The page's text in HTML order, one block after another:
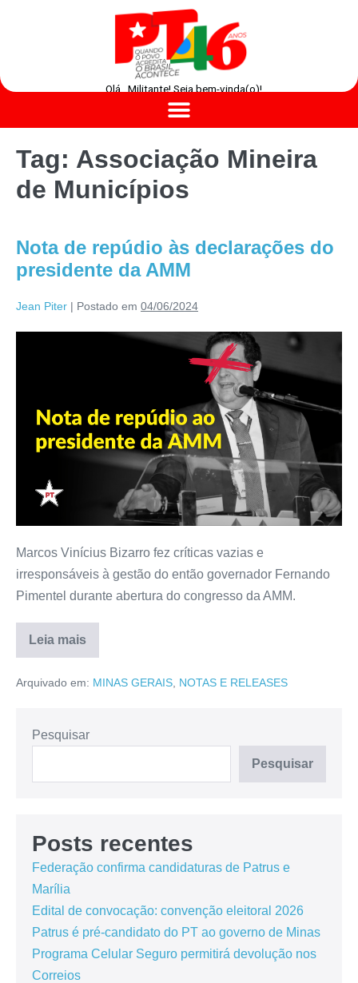
Olá , Militante! Seja bem-vinda(o)!
Tag: Associação Mineira
de Municípios
Nota de repúdio às declarações do
presidente da AMM
Jean Piter | Postado em 04/06/2024
Marcos Vinícius Bizarro fez críticas vazias e
irresponsáveis à gestão do então governador Fernando
Pimentel durante abertura do congresso da AMM.
Leia mais
Arquivado em: MINAS GERAIS NOTAS E RELEASES
Pesquisar
Pesquisar
Posts recentes
Federação confirma candidaturas de Patrus e
Marília
Edital de convocação: convenção eleitoral 2026
Patrus é pré-candidato do PT ao governo de Minas
Programa Celular Seguro permitirá devolução nos
Correios